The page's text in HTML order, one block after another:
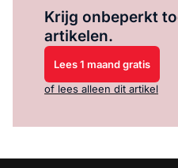
Krijg onbeperkt
artikelen.
Lees 1 maand gratis
of lees alleen dit artikel